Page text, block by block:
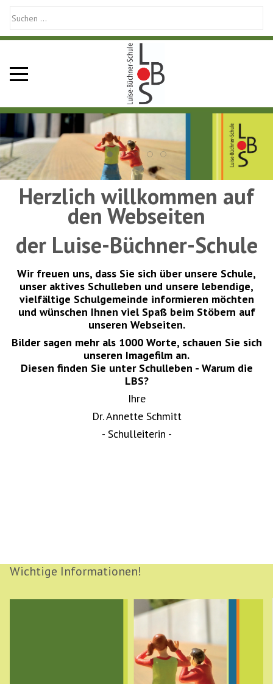
Mobile Menu Toggle
Herzlich willkommen auf
den Webseiten
der Luise-Büchner-Schule
Wir freuen uns, dass Sie sich über unsere Schule,
unser aktives Schulleben und unsere lebendige,
vielfältige Schulgemeinde informieren möchten
und wünschen Ihnen viel Spaß beim Stöbern auf
unseren Webseiten.
Bilder sagen mehr als 1000 Worte, schauen Sie sich
unseren Imagefilm an.
Diesen finden Sie unter Schulleben - Warum die
LBS?
Ihre
Dr. Annette Schmitt
- Schulleiterin -
Wichtige Informationen!